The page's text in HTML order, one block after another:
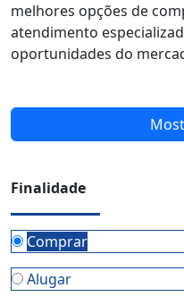
melhores opções de
atendimento
oportunidades do
Finalidade
Comprar
Alugar